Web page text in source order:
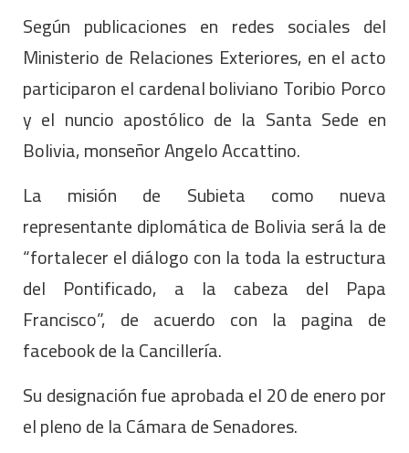
Según publicaciones en redes sociales del
Ministerio de Relaciones Exteriores, en el acto
participaron el cardenal boliviano Toribio Porco
y el nuncio apostólico de la Santa Sede en
Bolivia, monseñor Angelo Accattino.
La misión de Subieta como nueva
representante diplomática de Bolivia será la de
“fortalecer el diálogo con la toda la estructura
del Pontificado, a la cabeza del Papa
Francisco”, de acuerdo con la pagina de
facebook de la Cancillería.
Su designación fue aprobada el 20 de enero por
el pleno de la Cámara de Senadores.